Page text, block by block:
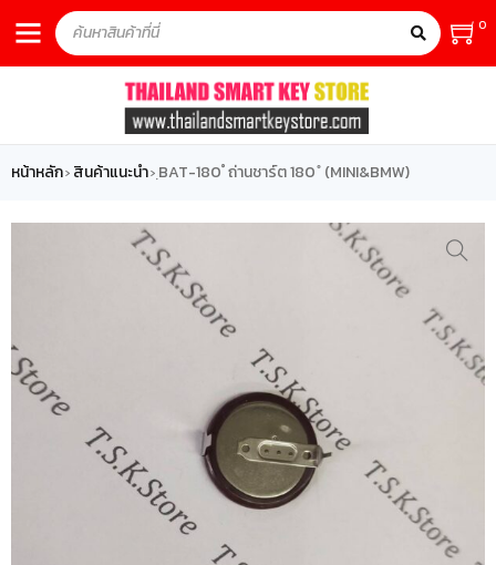
0
หน้าหลัก› สินค้าแนะนำ› ฺBAT-180 ํ ถ่านชาร์ต 180 ํ (MINI&BMW)